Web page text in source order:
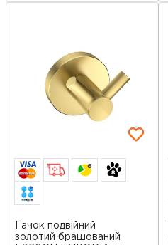
6
Гачок подвійний
золотий брашований